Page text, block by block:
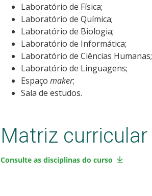
Laboratório de Física;
Laboratório de Química;
Laboratório de Biologia;
Laboratório de Informática;
Laboratório de Ciências Humanas;
Laboratório de Linguagens;
Espaço maker;
Sala de estudos.
Matriz curricular
Consulte as disciplinas do curso